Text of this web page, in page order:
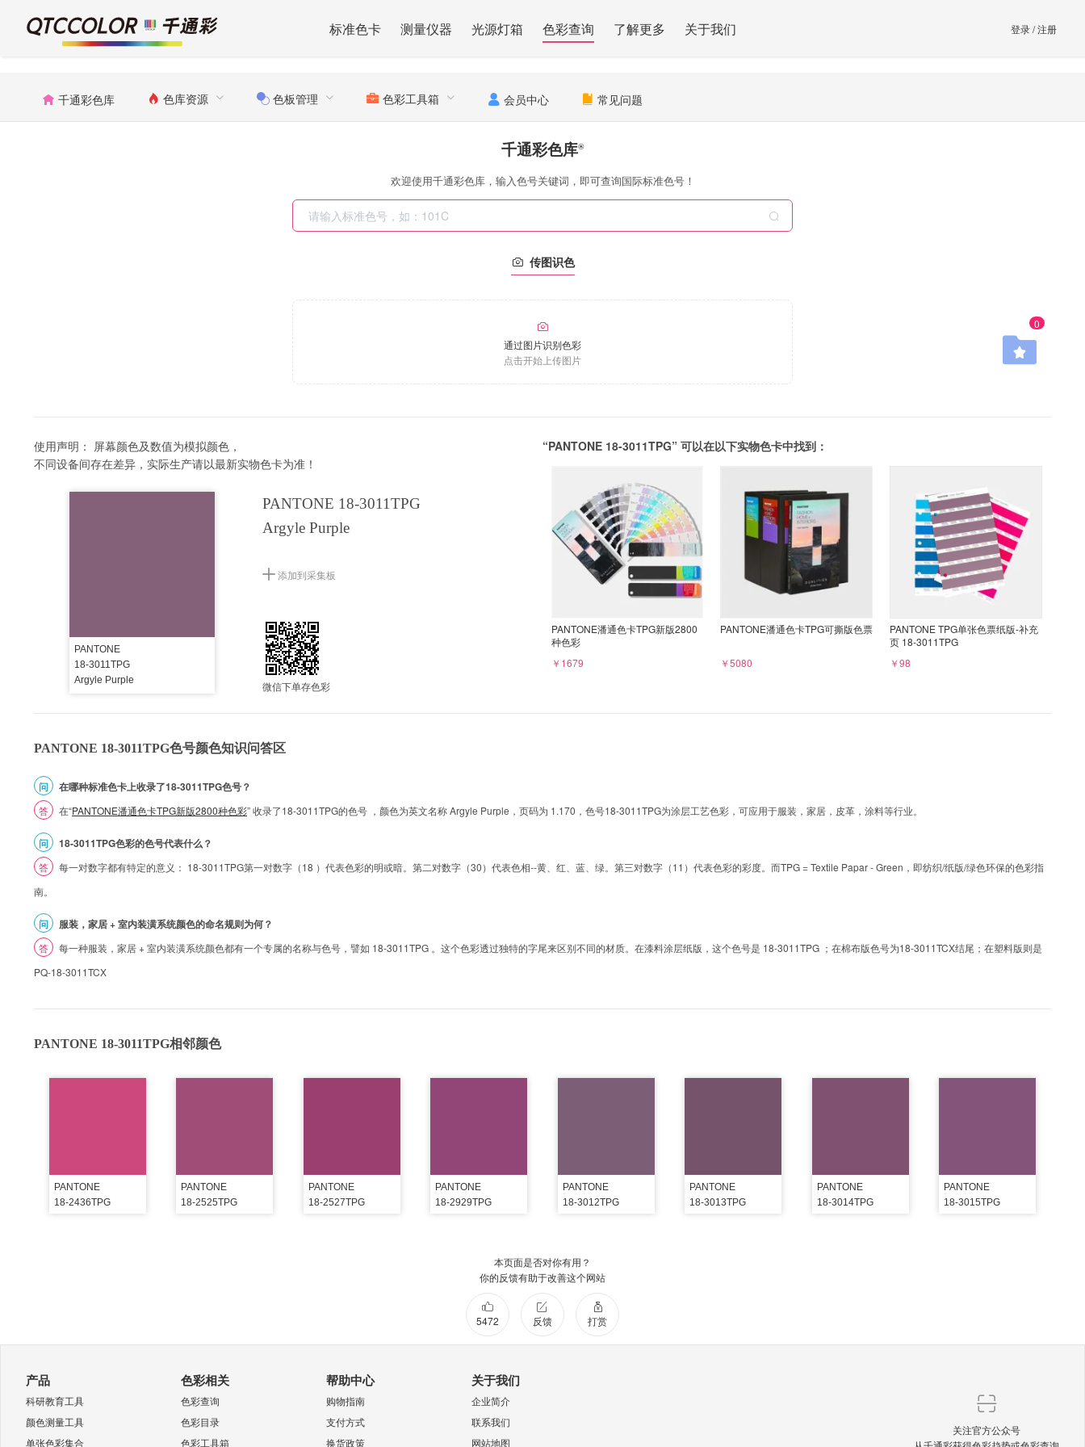
标准色卡 测量仪器 光源灯箱 色彩查询 了解更多 关于我们 登录/注册
千通彩色库 色库资源 色板管理 色彩工具箱 会员中心 常见问题
0
千通彩色库®
欢迎使用千通彩色库，输入色号关键词，即可查询国际标准色号！
传图识色
通过图片识别色彩
点击开始上传图片
使用声明： 屏幕颜色及数值为模拟颜色，
不同设备间存在差异，实际生产请以最新实物色卡为准！
PANTONE
18-3011TPG
Argyle Purple
PANTONE 18-3011TPG
Argyle Purple
添加到采集板
微信下单存色彩
“PANTONE 18-3011TPG” 可以在以下实物色卡中找到：
PANTONE潘通色卡TPG新版2800
种色彩
￥1679
PANTONE潘通色卡TPG可撕版色票
￥5080
PANTONE TPG单张色票纸版-补充
页 18-3011TPG
￥98
PANTONE 18-3011TPG色号颜色知识问答区
问 在哪种标准色卡上收录了18-3011TPG色号？
答 在“PANTONE潘通色卡TPG新版2800种色彩” 收录了18-3011TPG的色号 ，颜色为英文名称 Argyle Purple，页码为 1.170，色号18-3011TPG为涂层工艺色彩，可应用于服装，家居，皮革，涂料等行业。
问 18-3011TPG色彩的色号代表什么？
答
每一对数字都有特定的意义： 18-3011TPG第一对数字（18 ）代表色彩的明或暗。第二对数字（30）代表色相--黄、红、蓝、绿。第三对数字（11）代表色彩的彩度。而TPG = Textile Papar - Green，即纺织/纸版/绿色环保的色彩指
南。
问 服装，家居 + 室内装潢系统颜色的命名规则为何？
答
每一种服装，家居 + 室内装潢系统颜色都有一个专属的名称与色号，譬如 18-3011TPG 。这个色彩透过独特的字尾来区别不同的材质。在漆料涂层纸版，这个色号是 18-3011TPG ；在棉布版色号为18-3011TCX结尾；在塑料版则是
PQ-18-3011TCX
PANTONE 18-3011TPG相邻颜色
PANTONE
18-2436TPG
PANTONE
18-2525TPG
PANTONE
18-2527TPG
PANTONE
18-2929TPG
PANTONE
18-3012TPG
PANTONE
18-3013TPG
PANTONE
18-3014TPG
PANTONE
18-3015TPG
本页面是否对你有用？
你的反馈有助于改善这个网站
5472 反馈 打赏
产品
科研教育工具
颜色测量工具
单张色彩集合
色彩相关
色彩查询
色彩目录
色彩工具箱
帮助中心
购物指南
支付方式
换货政策
关于我们
企业简介
联系我们
网站地图
关注官方公众号